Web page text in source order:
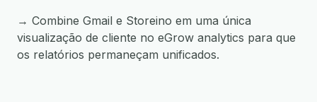
→ Combine Gmail e Storeino em uma única
visualização de cliente no eGrow analytics para que
os relatórios permaneçam unificados.